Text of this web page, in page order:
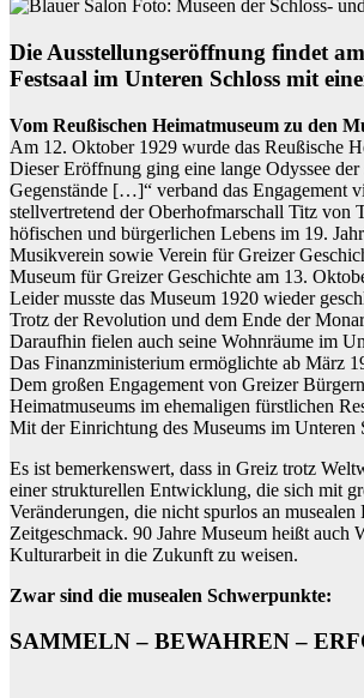
Die Ausstellungseröffnung findet
Festsaal im Unteren Schloss mit
Vom Reußischen Heimatmuseum zu den
Am 12. Oktober 1929 wurde das Reußische
Dieser Eröffnung ging eine lange Odyssee
Gegenstände […]“ verband das Engagement
stellvertretend der Oberhofmarschall Titz von
höfischen und bürgerlichen Lebens im 19.
Musikverein sowie Verein für Greizer
Museum für Greizer Geschichte am 13.
Leider musste das Museum 1920 wieder
Trotz der Revolution und dem Ende der
Daraufhin fielen auch seine Wohnräume im
Das Finanzministerium ermöglichte ab März
Dem großen Engagement von Greizer
Heimatmuseums im ehemaligen fürstlichen
Mit der Einrichtung des Museums im Unteren
Es ist bemerkenswert, dass in Greiz trotz
einer strukturellen Entwicklung, die sich mit
Veränderungen, die nicht spurlos an
Zeitgeschmack. 90 Jahre Museum heißt
Kulturarbeit in die Zukunft zu weisen.
Zwar sind die musealen Schwerpunkte:
SAMMELN – BEWAHREN –